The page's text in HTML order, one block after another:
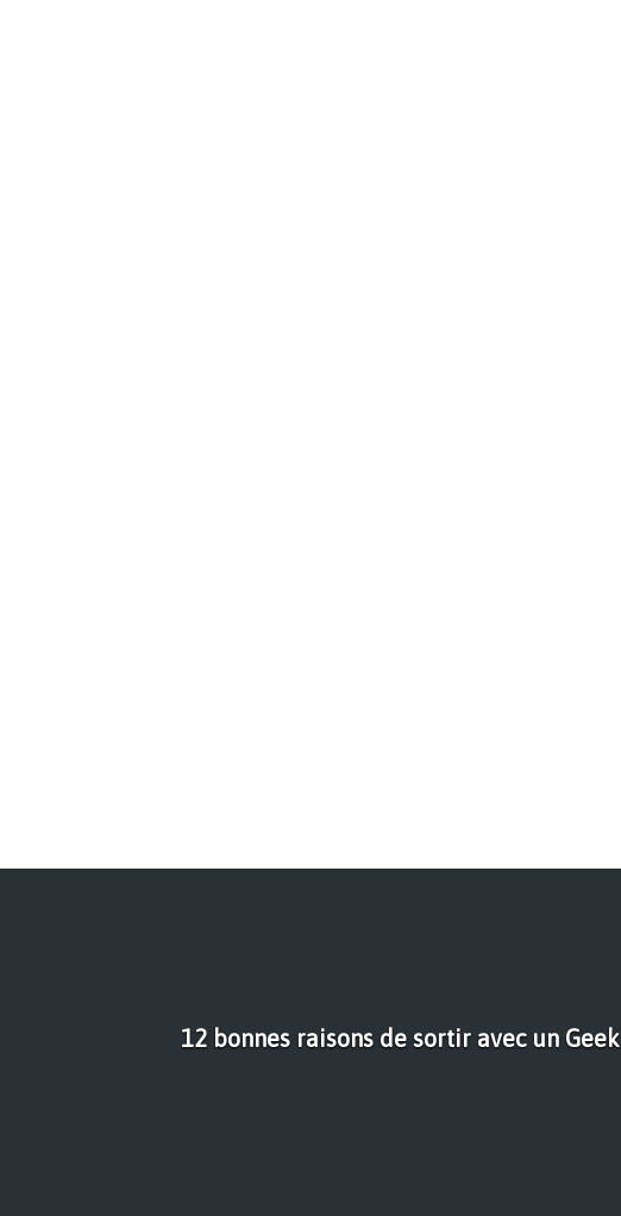
12 bonnes raisons de sortir avec un Geek